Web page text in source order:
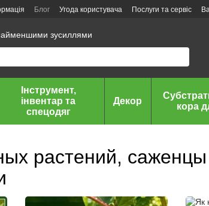
Блог Угода користувача Послуги та сервіс
зусиллями
Інструмент,
інвентар та
спецодяг
Декор
кора
растений, саженцы